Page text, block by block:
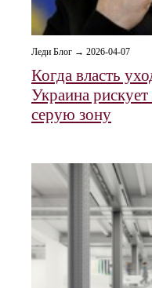
Леди Блог → 2026-04-07
Когда власть
Украина рискует
серую зону